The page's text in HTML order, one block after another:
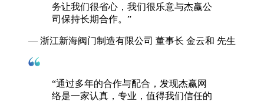
务让我们很省心，我们很乐意与杰赢公
司保持长期合作。”
— 浙江新海阀门制造有限公司 董事长 金云和 先生
“通过多年的合作与配合，发现杰赢网
络是一家认真，专业，值得我们信任的